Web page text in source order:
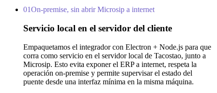
01On-premise, sin abrir Microsip a internet
Servicio local en el servidor del cliente
Empaquetamos el integrador con Electron + Node.js para que
corra como servicio en el servidor local de Tacostao, junto a
Microsip. Esto evita exponer el ERP a internet, respeta la
operación on-premise y permite supervisar el estado del
puente desde una interfaz mínima en la misma máquina.